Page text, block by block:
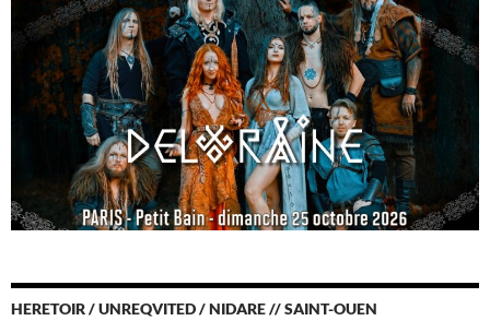
HERETOIR / UNREQVITED / NIDARE // SAINT-OUEN